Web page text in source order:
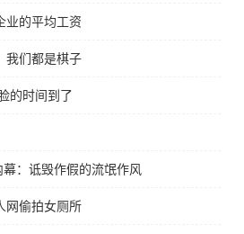
业的平均工资
我们都是棋子
的时间到了
：诋毁作假的流氓作风
网偷拍女厕所